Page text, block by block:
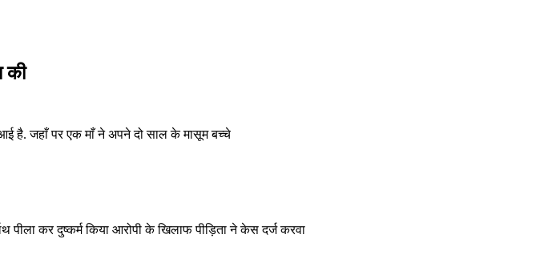
की
है. जहाँ पर एक माँ ने अपने दो साल के मासूम बच्चे
पीला कर दुष्कर्म किया आरोपी के खिलाफ पीड़िता ने केस दर्ज करवा